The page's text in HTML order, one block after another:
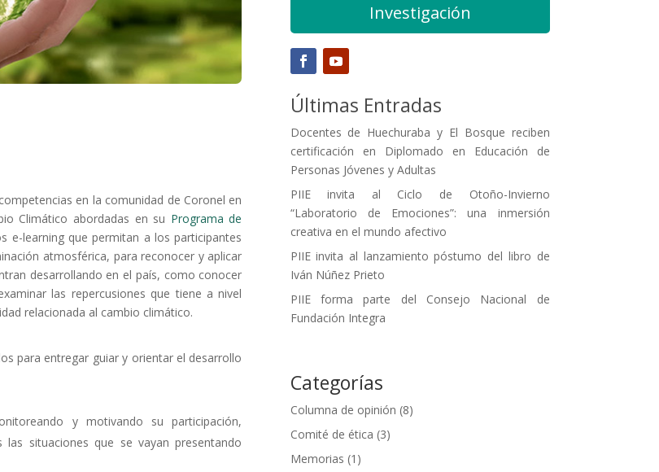
en la comunidad de Coronel en
Climático abordadas en su Programa de
e-learning que permitan a los participantes
atmosférica, para reconocer y aplicar
desarrollando en el país, como conocer
las repercusiones que tiene a nivel
relacionada al cambio climático.
para entregar guiar y orientar el desarrollo
y motivando su participación,
situaciones que se vayan presentando
Investigación
Últimas Entradas
Docentes de Huechuraba y El Bosque reciben
certificación en Diplomado en Educación de
Personas Jóvenes y Adultas
PIIE invita al Ciclo de Otoño-Invierno
“Laboratorio de Emociones”: una inmersión
creativa en el mundo afectivo
PIIE invita al lanzamiento póstumo del libro de
Iván Núñez Prieto
PIIE forma parte del Consejo Nacional de
Fundación Integra
Categorías
Columna de opinión (8)
Comité de ética (3)
Memorias (1)